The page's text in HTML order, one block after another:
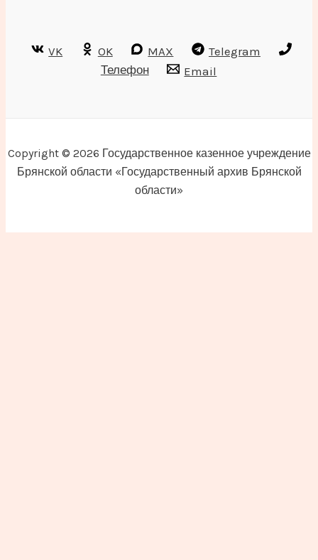
VK OK MAX
Telegram
Телефон
Email
Copyright © 2026 Государственное казенное учреждение
Брянской области «Государственный архив Брянской
области»